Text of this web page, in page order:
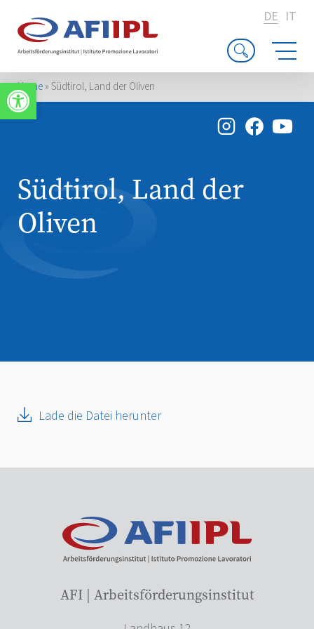
Werkzeugleiste öffnen
DE IT
Home»Südtirol, Land der Oliven
Südtirol, Land der
Oliven
Lade die Datei herunter
AFI | Arbeitsförderungsinstitut